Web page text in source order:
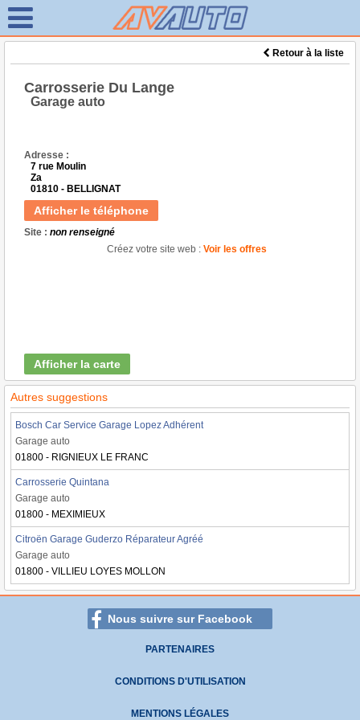
Retour à la liste
Carrosserie Du Lange
Garage auto
Adresse :
7 rue Moulin
Za
01810 - BELLIGNAT
Afficher le téléphone
Site : non renseigné
Créez votre site web : Voir les offres
Afficher la carte
Autres suggestions
Bosch Car Service Garage Lopez Adhérent
Garage auto
01800 - RIGNIEUX LE FRANC
Carrosserie Quintana
Garage auto
01800 - MEXIMIEUX
Citroën Garage Guderzo Réparateur Agréé
Garage auto
01800 - VILLIEU LOYES MOLLON
Nous suivre sur Facebook
PARTENAIRES
CONDITIONS D'UTILISATION
MENTIONS LÉGALES